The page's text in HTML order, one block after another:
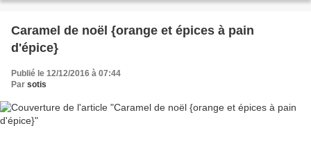
Caramel de noël {orange et épices à pain
d'épice}
Publié le 12/12/2016 à 07:44
Par sotis